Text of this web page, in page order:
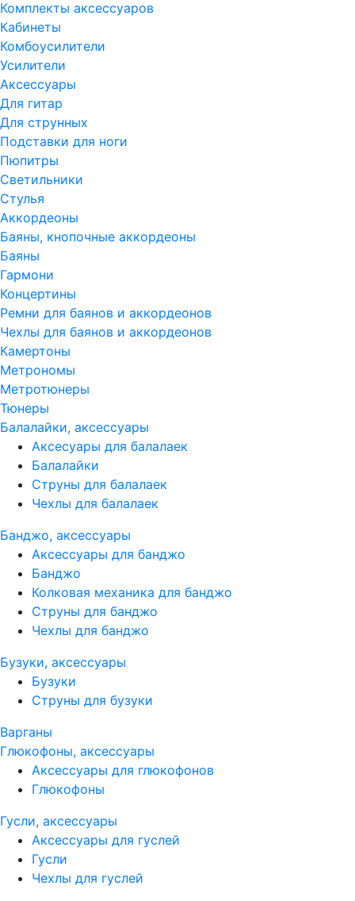
Комплекты аксессуаров
Кабинеты
Комбоусилители
Усилители
Аксессуары
Для гитар
Для струнных
Подставки для ноги
Пюпитры
Светильники
Стулья
Аккордеоны
Баяны, кнопочные аккордеоны
Баяны
Гармони
Концертины
Ремни для баянов и аккордеонов
Чехлы для баянов и аккордеонов
Камертоны
Метрономы
Метротюнеры
Тюнеры
Балалайки, аксессуары
Аксесуары для балалаек
Балалайки
Струны для балалаек
Чехлы для балалаек
Банджо, аксессуары
Аксессуары для банджо
Банджо
Колковая механика для банджо
Струны для банджо
Чехлы для банджо
Бузуки, аксессуары
Бузуки
Струны для бузуки
Варганы
Глюкофоны, аксессуары
Аксессуары для глюкофонов
Глюкофоны
Гусли, аксессуары
Аксессуары для гуслей
Гусли
Чехлы для гуслей